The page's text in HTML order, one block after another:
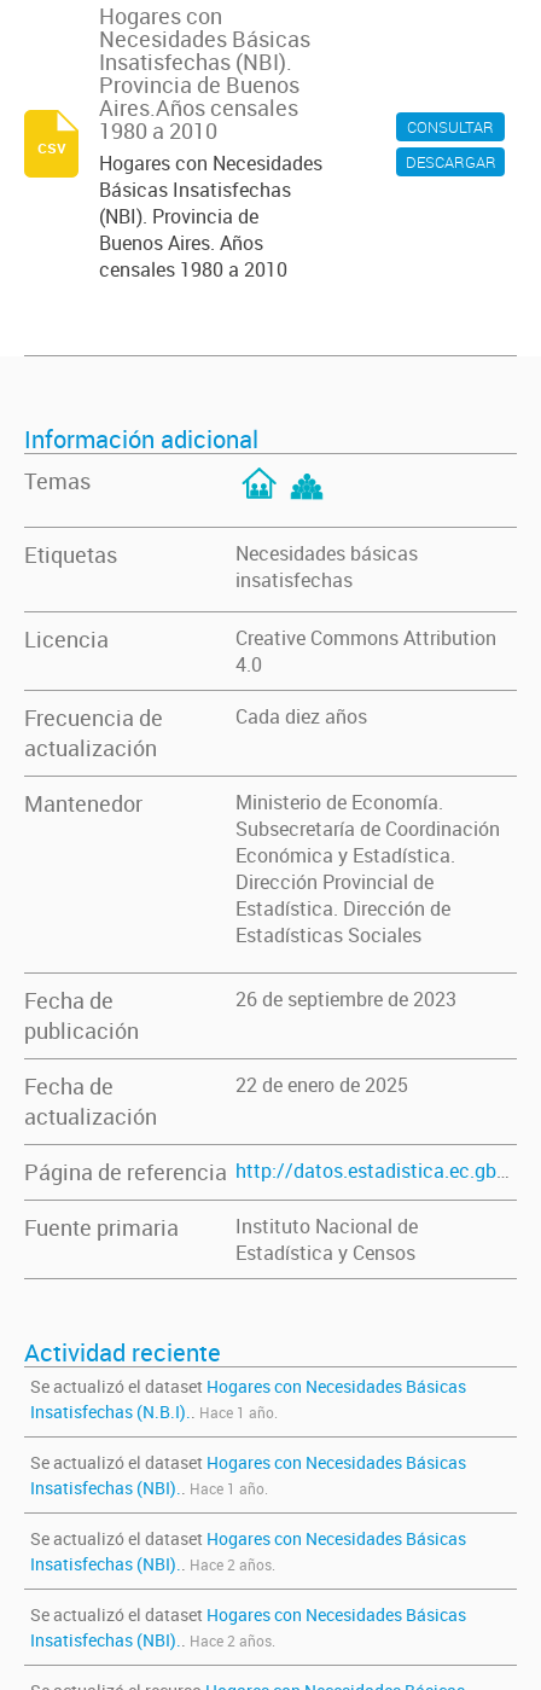
CONSULTAR
DESCARGAR
Hogares con
Necesidades Básicas
Insatisfechas (NBI).
Provincia de Buenos
Aires.Años censales
1980 a 2010
Hogares con Necesidades
Básicas Insatisfechas
(NBI). Provincia de
Buenos Aires. Años
censales 1980 a 2010
csv
Información adicional
Temas
Etiquetas
Necesidades básicas
insatisfechas
Licencia
Creative Commons Attribution
4.0
Frecuencia de
actualización
Cada diez años
Mantenedor
Ministerio de Economía.
Subsecretaría de Coordinación
Económica y Estadística.
Dirección Provincial de
Estadística. Dirección de
Estadísticas Sociales
Fecha de
publicación
26 de septiembre de 2023
Fecha de
actualización
22 de enero de 2025
Página de referencia http://datos.estadistica.ec.gba.gov.ar/dataset/hogares-con-necesidades-basicas-insatisfechas-nbi-provincia-de-buenos-aires-ano-censales-1980-a
Fuente primaria
Instituto Nacional de
Estadística y Censos
Actividad reciente
Se actualizó el dataset Hogares con Necesidades Básicas
Insatisfechas (N.B.I).. Hace 1 año.
Se actualizó el dataset Hogares con Necesidades Básicas
Insatisfechas (NBI).. Hace 1 año.
Se actualizó el dataset Hogares con Necesidades Básicas
Insatisfechas (NBI).. Hace 2 años.
Se actualizó el dataset Hogares con Necesidades Básicas
Insatisfechas (NBI).. Hace 2 años.